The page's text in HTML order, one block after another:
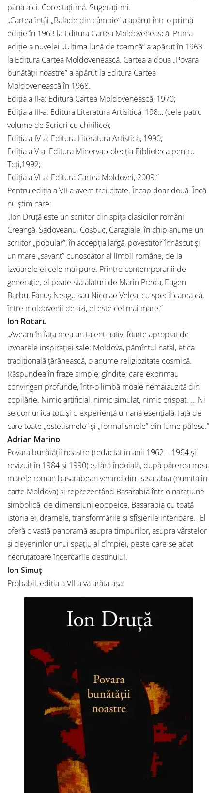
până aici. Corectați-mă. Sugerați-mi.
„Cartea întâi „Balade din câmpie” a apărut într-o primă
ediție în 1963 la Editura Cartea Moldovenească. Prima
ediție a nuvelei „Ultima lună de toamnă” a apărut în 1963
la Editura Cartea Moldovenească. Cartea a doua „Povara
bunătății noastre” a apărut la Editura Cartea
Moldovenească în 1968.
Ediția a II-a: Editura Cartea Moldovenească, 1970;
Ediția a III-a: Editura Literatura Artisitică, 198… (cele patru
volume de Scrieri cu chirilice);
Ediția a IV-a: Editura Literatura Artistică, 1990;
Ediția a V-a: Editura Minerva, colecția Biblioteca pentru
Toți,1992;
Ediția a VI-a: Editura Cartea Moldovei, 2009.”
Pentru ediția a VII-a avem trei citate. Încap doar două. Încă
nu știm care:
„Ion Druţă este un scriitor din spiţa clasicilor români
Creangă, Sadoveanu, Coşbuc, Caragiale, în chip anume un
scriitor „popular”, în accepţia largă, povestitor înnăscut şi
un mare „savant” cunoscător al limbii române, de la
izvoarele ei cele mai pure. Printre contemporanii de
generaţie, el poate sta alături de Marin Preda, Eugen
Barbu, Fănuş Neagu sau Nicolae Velea, cu specificarea că,
între moldovenii de azi, el este cel mai mare.”
Ion Rotaru
„Aveam în faţa mea un talent nativ, foarte apropiat de
izvoarele inspiraţiei sale: Moldova, pămîntul natal, etica
tradiţională ţărănească, o anume religiozitate cosmică.
Răspundea în fraze simple, gîndite, care exprimau
convingeri profunde, într-o limbă moale nemaiauzită din
copilărie. Nimic artificial, nimic simulat, nimic crispat. … Ni
se comunica totuşi o experienţă umană esenţială, faţă de
care toate „estetismele” şi „formalismele” din lume pălesc.”
Adrian Marino
Povara bunătății noastre (redactat în anii 1962 – 1964 și
revizuit în 1984 și 1990) e, fără îndoială, după părerea mea,
marele roman basarabean venind din Basarabia (numită în
carte Moldova) și reprezentând Basarabia într-o narațiune
simbolică, de dimensiuni epopeice, Basarabia cu toată
istoria ei, dramele, transformările și sfîșierile interioare. El
oferă o vastă panoramă asupra timpurilor, asupra vârstelor
și devenirilor unui spațiu al cîmpiei, peste care se abat
necruțătoare încercările destinului.
Ion Simuț
Probabil, ediția a VII-a va arăta așa: